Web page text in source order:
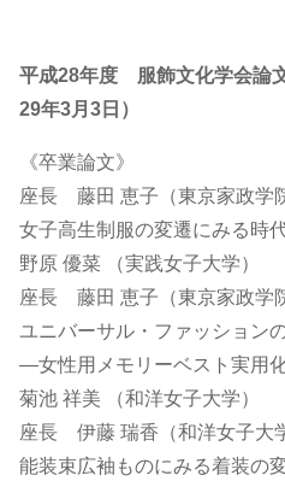
平成28年度 服飾文化学会論
29年3月3日）
《卒業論文》
座長 藤田 恵子（東京家政学
女子高生制服の変遷にみる時
野原 優菜 （実践女子大学）
座長 藤田 恵子（東京家政学
ユニバーサル・ファッション
―女性用メモリーベスト実用
菊池 祥美 （和洋女子大学）
座長 伊藤 瑞香（和洋女子大
能装束広袖ものにみる着装の